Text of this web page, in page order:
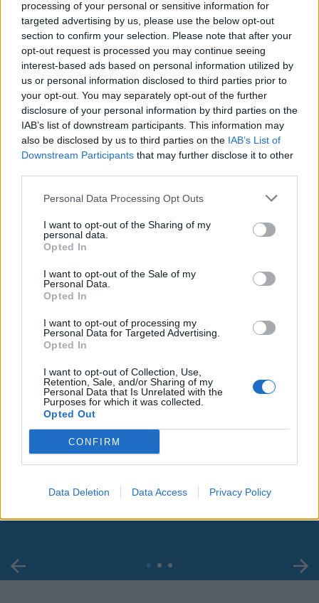
processing of your personal or sensitive information for
targeted advertising by us, please use the below opt-out
section to confirm your selection. Please note that after your
opt-out request is processed you may continue seeing
interest-based ads based on personal information utilized by
us or personal information disclosed to third parties prior to
your opt-out. You may separately opt-out of the further
disclosure of your personal information by third parties on the
IAB’s list of downstream participants. This information may
also be disclosed by us to third parties on the IAB’s List of
Downstream Participants that may further disclose it to other
Personal Data Processing Opt Outs
I want to opt-out of the Sharing of my
personal data.
Opted In
I want to opt-out of the Sale of my
Personal Data.
Opted In
I want to opt-out of processing my
Personal Data for Targeted Advertising.
Opted In
I want to opt-out of Collection, Use,
Retention, Sale, and/or Sharing of my
Personal Data that Is Unrelated with the
Purposes for which it was collected.
Opted Out
CONFIRM
Data Deletion Data Access Privacy Policy
Leonardo Maria Del Vecchio dall'ex compagna